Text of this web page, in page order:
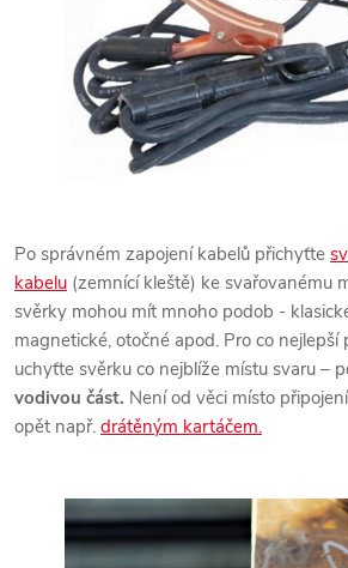
Po správném zapojení kabelů přichyťte
kabelu (zemnící kleště) ke svařovanému
svěrky mohou mít mnoho podob -
magnetické, otočné apod. Pro co nejlepší
uchyťte svěrku co nejblíže místu svaru –
vodivou část. Není od věci místo
opět např. drátěným kartáčem.